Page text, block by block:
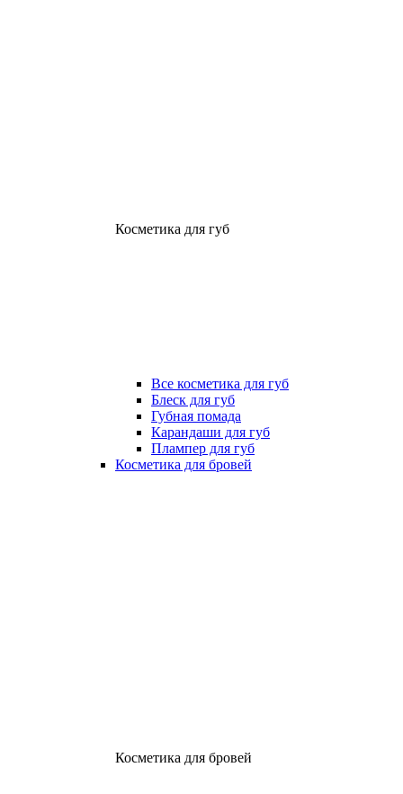
Косметика для губ
Все косметика для губ
Блеск для губ
Губная помада
Карандаши для губ
Плампер для губ
Косметика для бровей
Косметика для бровей